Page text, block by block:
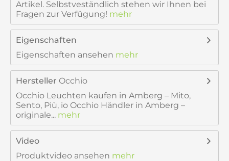
Artikel. Selbstveständlich stehen wir Ihnen bei
Fragen zur Verfügung! mehr
Eigenschaften
Eigenschaften ansehen mehr
Hersteller Occhio
Occhio Leuchten kaufen in Amberg – Mito,
Sento, Più, io Occhio Händler in Amberg –
originale... mehr
Video
Produktvideo ansehen mehr